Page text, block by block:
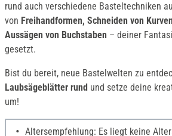
rund auch verschiedene Basteltechniken
von Freihandformen, Schneiden von
Aussägen von Buchstaben – deiner
gesetzt.
Bist du bereit, neue Bastelwelten zu
Laubsägeblätter rund und setze deine
um!
Altersempfehlung: Es liegt keine